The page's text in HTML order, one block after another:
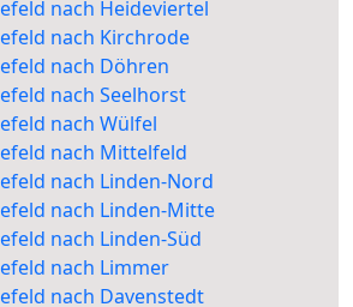
nach Heideviertel
nach Kirchrode
nach Döhren
nach Seelhorst
nach Wülfel
nach Mittelfeld
nach Linden-Nord
nach Linden-Mitte
nach Linden-Süd
nach Limmer
nach Davenstedt